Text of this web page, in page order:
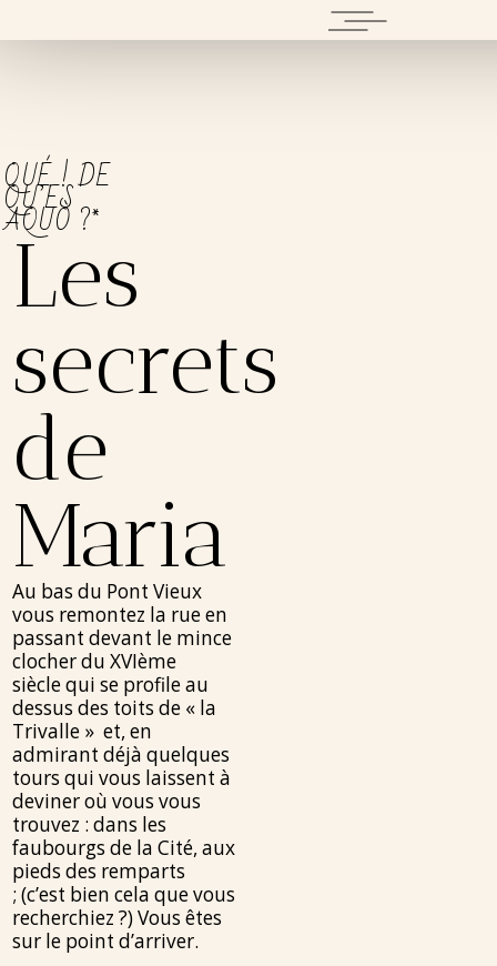
QUÉ ! DE
QU’ES
AQUÒ ?*
Les
secrets
de
Maria
Au bas du Pont Vieux
vous remontez la rue en
passant devant le mince
clocher du XVIème
siècle qui se profile au
dessus des toits de « la
Trivalle » et, en
admirant déjà quelques
tours qui vous laissent à
deviner où vous vous
trouvez : dans les
faubourgs de la Cité, aux
pieds des remparts
; (c’est bien cela que vous
recherchiez ?) Vous êtes
sur le point d’arriver.